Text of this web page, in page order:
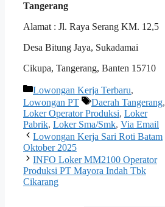
Tangerang
Alamat : Jl. Raya Serang KM. 12,5
Desa Bitung Jaya, Sukadamai
Cikupa, Tangerang, Banten 15710
Kategori
Lowongan Kerja Terbaru,
Lowongan PT
Tag
Daerah Tangerang,
Loker Operator Produksi, Loker
Pabrik, Loker Sma/Smk, Via Email
Lowongan Kerja Sari Roti Batam
Oktober 2025
INFO Loker MM2100 Operator
Produksi PT Mayora Indah Tbk
Cikarang